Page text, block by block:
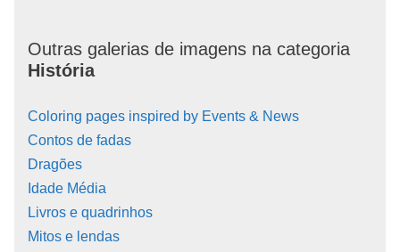
Outras galerias de imagens na categoria
História
Coloring pages inspired by Events & News
Contos de fadas
Dragões
Idade Média
Livros e quadrinhos
Mitos e lendas